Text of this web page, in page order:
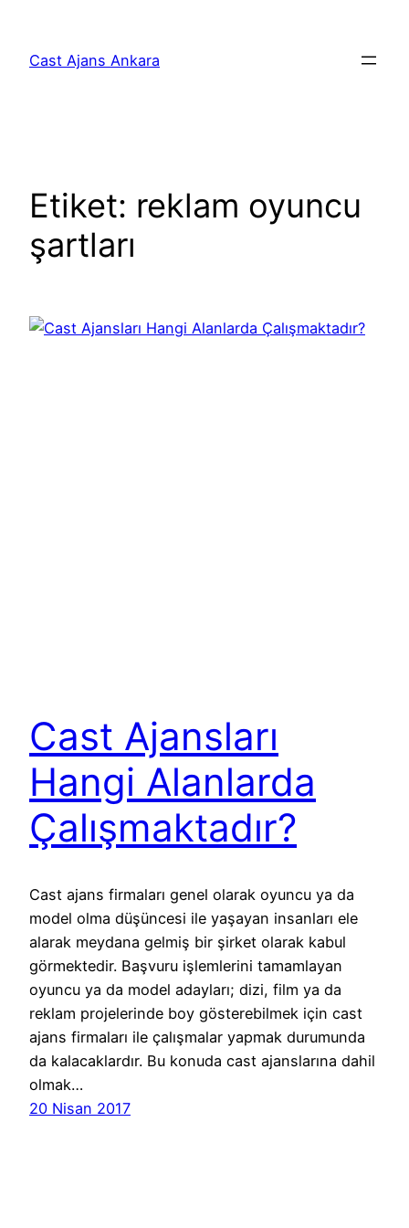
Cast Ajans Ankara
Etiket: reklam oyuncu
şartları
Cast Ajansları
Hangi Alanlarda
Çalışmaktadır?
Cast ajans firmaları genel olarak oyuncu ya da
model olma düşüncesi ile yaşayan insanları ele
alarak meydana gelmiş bir şirket olarak kabul
görmektedir. Başvuru işlemlerini tamamlayan
oyuncu ya da model adayları; dizi, film ya da
reklam projelerinde boy gösterebilmek için cast
ajans firmaları ile çalışmalar yapmak durumunda
da kalacaklardır. Bu konuda cast ajanslarına dahil
olmak…
20 Nisan 2017